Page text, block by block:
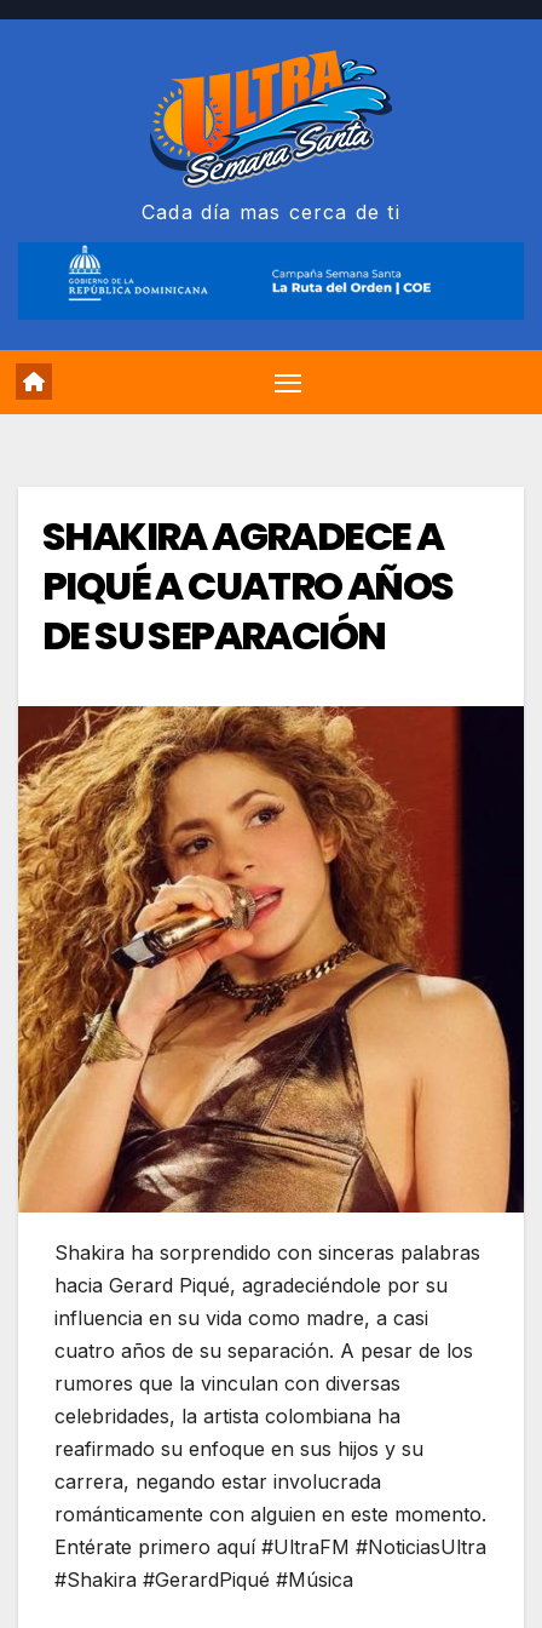
Saltar
Cada día mas cerca de ti
SHAKIRA AGRADECE A
PIQUÉ A CUATRO AÑOS
DE SU SEPARACIÓN
Shakira ha sorprendido con sinceras palabras
hacia Gerard Piqué, agradeciéndole por su
influencia en su vida como madre, a casi
cuatro años de su separación. A pesar de los
rumores que la vinculan con diversas
celebridades, la artista colombiana ha
reafirmado su enfoque en sus hijos y su
carrera, negando estar involucrada
románticamente con alguien en este momento.
Entérate primero aquí #UltraFM #NoticiasUltra
#Shakira #GerardPiqué #Música